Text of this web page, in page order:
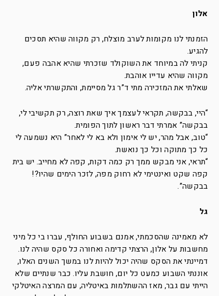
אלון
הזמנתי לנו מקומות לערב מוצלח, רק מקווה שהיא תסכים
להגיע.
קניתי לה במיוחד את השוקולד שזכרתי שהיא אהבה פעם,
מקווה שהיא עדייו אוהבת.
שאלתי את המזכירה מתי ד”ר גל מסיימת, והתקשרתי אליה.
“היי, בבקשה, תקראי לעצמך איך שאת רוצה, רק תקשיבי לי,
בבקשה” אמרתי דבר ראשון לתוך הפומית.
“טוב, אבל מהר, יש לי אימון ולא בא לי לאחר” היא נשמעה לי
כל כך מתוקה וכל כך נואשת.
“תראי, אני מבקש ממך רק כמה דקות, קפה לא מחייב. יש בית
קפה שקט ואינטימי לא רחוק מפה, לזכר הימים שהיו?!
בבקשה”.
גל
לא מאמינה שהסכמתי, אמנם בשבוע החולף, עברו בי כל מיני
מחשבות על אלון, הרצתי קדימה ואחורה כל סקס שהיה לנו.
דמיינתי את הסקס שהיה יכול להיות לנו במשך השנים האלו,
אוננתי השבוע כמעט כל יום, חושבת עליו. כבר שנתיים שלא
הייתי עם גבר, מאז ההשתלמות באיטליה, עם המרצה האיטלקי